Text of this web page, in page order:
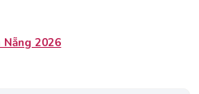
Nẵng 2026